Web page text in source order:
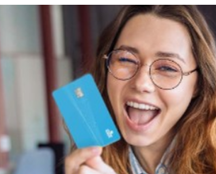
KBC